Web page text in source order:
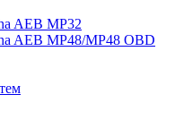
AEB MP32
AEB MP48/MP48 OBD